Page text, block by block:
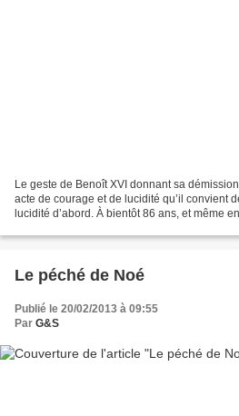
Le geste de Benoît XVI donnant sa
acte de courage et de lucidité qu’il convient
lucidité d’abord. À bientôt 86 ans, et même
Le péché de Noé
Publié le 20/02/2013 à 09:55
Par G&S